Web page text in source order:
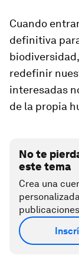
Cuando
definitiva
redefinir
interesadas
de la propia
No te
este tema
Crea una